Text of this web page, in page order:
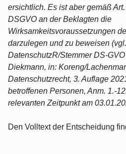
ersichtlich. Es ist aber gemäß Art.
DSGVO an der Beklagten die
Wirksamkeitsvoraussetzungen
darzulegen und zu beweisen
DatenschutzR/Stemmer DS-GVO
Diekmann, in: Koreng/
Datenschutzrecht, 3. Auflage
betroffenen Personen, Anm. 1.-
relevanten Zeitpunkt am
Den Volltext der Entscheidung